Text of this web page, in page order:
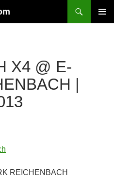
X4 @ E-
|
REICHENBACH